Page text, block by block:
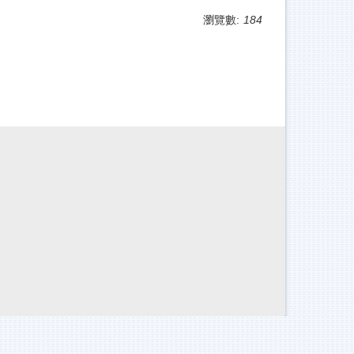
瀏覽數: 184